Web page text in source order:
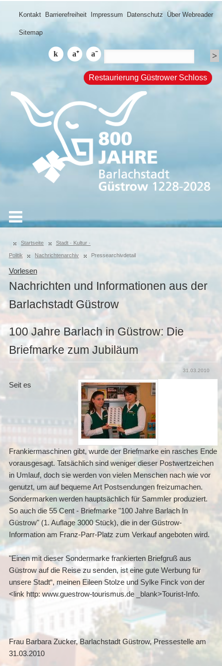
Kontakt Barrierefreiheit Impressum Datenschutz Über Webreader
Sitemap
Restaurierung Güstrower Schloss
Startseite Stadt · Kultur ·
Politik Nachrichtenarchiv Pressearchivdetail
Vorlesen
Nachrichten und Informationen aus der
Barlachstadt Güstrow
100 Jahre Barlach in Güstrow: Die
Briefmarke zum Jubiläum
31.03.2010
Seit es
Frankiermaschinen gibt, wurde der Briefmarke ein rasches Ende
vorausgesagt. Tatsächlich sind weniger dieser Postwertzeichen
in Umlauf, doch sie werden von vielen Menschen nach wie vor
genutzt, um auf bequeme Art Postsendungen freizumachen.
Sondermarken werden hauptsächlich für Sammler produziert.
So auch die 55 Cent - Briefmarke "100 Jahre Barlach In
Güstrow" (1. Auflage 3000 Stück), die in der Güstrow-
Information am Franz-Parr-Platz zum Verkauf angeboten wird.
"Einen mit dieser Sondermarke frankierten Briefgruß aus
Güstrow auf die Reise zu senden, ist eine gute Werbung für
unsere Stadt“, meinen Eileen Stolze und Sylke Finck von der
<link http: www.guestrow-tourismus.de _blank>Tourist-Info.
Frau Barbara Zucker, Barlachstadt Güstrow, Pressestelle am
31.03.2010